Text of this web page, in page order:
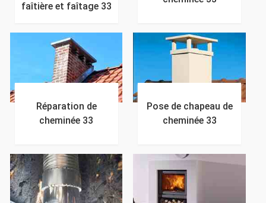
faîtière et faîtage 33
Réparation de
cheminée 33
Pose de chapeau de
cheminée 33